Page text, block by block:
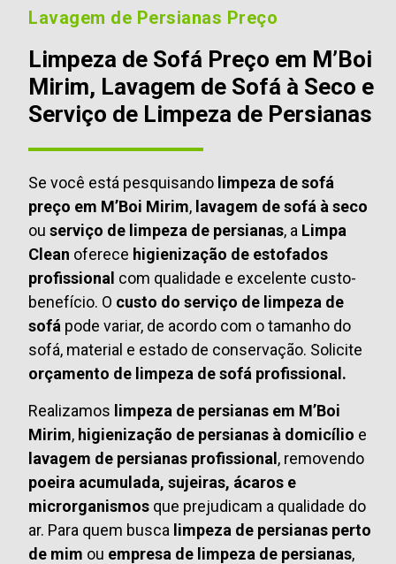
Lavagem de Persianas Preço
Limpeza de Sofá Preço em M’Boi
Mirim, Lavagem de Sofá à Seco e
Serviço de Limpeza de Persianas
Se você está pesquisando limpeza de sofá
preço em M’Boi Mirim, lavagem de sofá à seco
ou serviço de limpeza de persianas, a Limpa
Clean oferece higienização de estofados
profissional com qualidade e excelente custo-
benefício. O custo do serviço de limpeza de
sofá pode variar, de acordo com o tamanho do
sofá, material e estado de conservação. Solicite
orçamento de limpeza de sofá profissional.
Realizamos limpeza de persianas em M’Boi
Mirim, higienização de persianas à domicílio e
lavagem de persianas profissional, removendo
poeira acumulada, sujeiras, ácaros e
microrganismos que prejudicam a qualidade do
ar. Para quem busca limpeza de persianas perto
de mim ou empresa de limpeza de persianas,